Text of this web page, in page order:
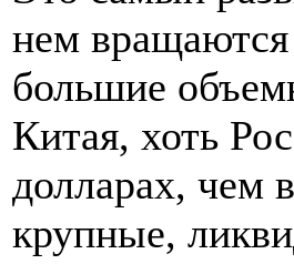
нем
большие
Китая, хоть
долларах, чем
крупные,